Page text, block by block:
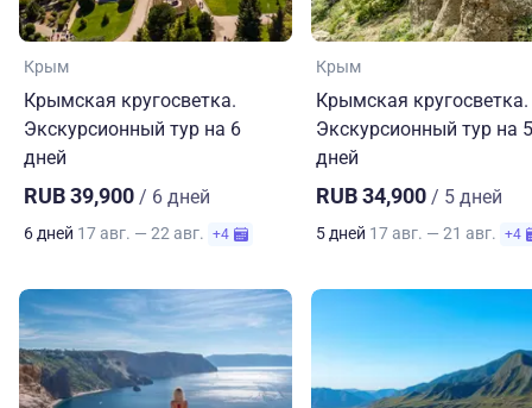
Крым
Крымская кругосветка.
Экскурсионный тур на 6
дней
RUB 39,900 / 6 дней
6 дней 17 авг. — 22 авг. +4
Крым
Крымская кругосветка.
Экскурсионный тур на 5
дней
RUB 34,900 / 5 дней
5 дней 17 авг. — 21 авг. +4